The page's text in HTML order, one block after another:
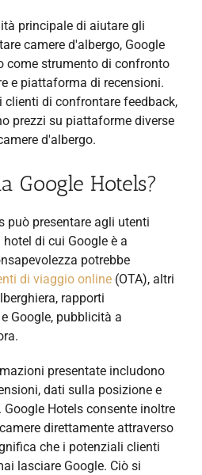
principale di aiutare gli
camere d'albergo, Google
come strumento di confronto
e piattaforma di recensioni.
clienti di confrontare feedback,
prezzi su piattaforme diverse
d'albergo.
Google Hotels?
può presentare agli utenti
di cui Google è a
potrebbe
di viaggio online (OTA), altri
rapporti
e Google, pubblicità a
presentate includono
dati sulla posizione e
Hotels consente inoltre
direttamente attraverso
che i potenziali clienti
lasciare Google. Ciò si